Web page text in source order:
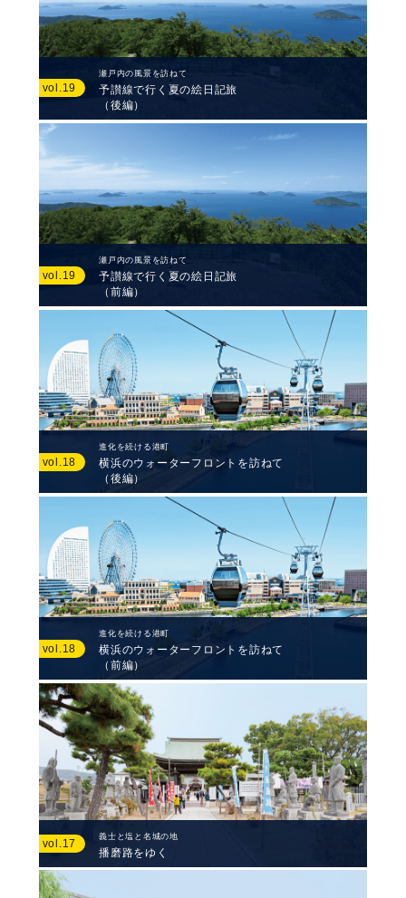
vol.19
瀬戸内の風景を訪ねて
予讃線で行く夏の絵日記旅
（後編）
vol.19
瀬戸内の風景を訪ねて
予讃線で行く夏の絵日記旅
（前編）
vol.18
進化を続ける港町
横浜のウォーターフロントを訪ねて
（後編）
vol.18
進化を続ける港町
横浜のウォーターフロントを訪ねて
（前編）
vol.17
義士と塩と名城の地
播磨路をゆく